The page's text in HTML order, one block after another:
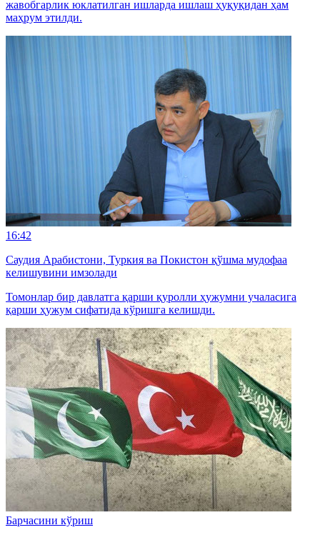
жавобгарлик юклатилган ишларда ишлаш ҳуқуқидан ҳам
маҳрум этилди.
16:42
Саудия Арабистони, Туркия ва Покистон қўшма мудофаа
келишувини имзолади
Томонлар бир давлатга қарши қуролли ҳужумни учаласига
қарши ҳужум сифатида кўришга келишди.
Барчасини кўриш